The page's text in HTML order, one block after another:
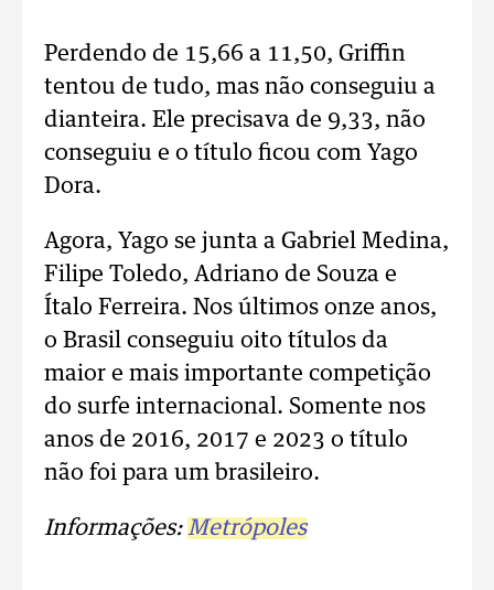
Perdendo de 15,66 a 11,50, Griffin
tentou de tudo, mas não conseguiu a
dianteira. Ele precisava de 9,33, não
conseguiu e o título ficou com Yago
Dora.
Agora, Yago se junta a Gabriel Medina,
Filipe Toledo, Adriano de Souza e
Ítalo Ferreira. Nos últimos onze anos,
o Brasil conseguiu oito títulos da
maior e mais importante competição
do surfe internacional. Somente nos
anos de 2016, 2017 e 2023 o título
não foi para um brasileiro.
Informações: Metrópoles